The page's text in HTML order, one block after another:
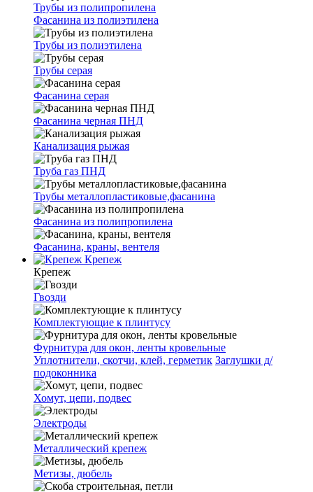
Трубы из полипропилена
Фасанина из полиэтилена
Трубы из полиэтилена
Трубы серая
Фасанина серая
Фасанина черная ПНД
Канализация рыжая
Труба газ ПНД
Трубы металлопластиковые,фасанина
Фасанина из полипропилена
Фасанина, краны, вентеля
Крепеж
Крепеж
Гвозди
Комплектующие к плинтусу
Фурнитура для окон, ленты кровельные
Уплотнители, скотчи, клей, герметик Заглушки д/
подоконника
Хомут, цепи, подвес
Электроды
Металлический крепеж
Метизы, дюбель